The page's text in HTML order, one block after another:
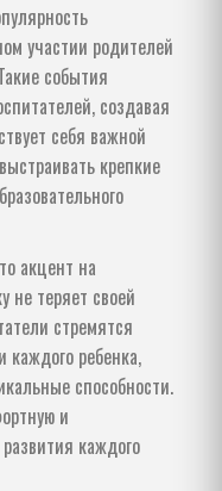
участии родителей
события
создавая
себя важной
крепкие
акцент на
не теряет своей
стремятся
каждого ребенка,
способности.
и
каждого